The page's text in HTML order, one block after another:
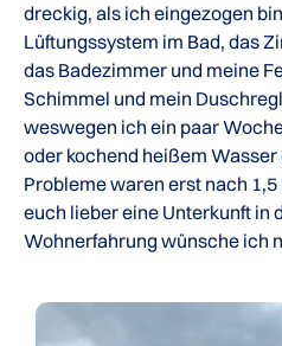
dreckig, als ich eingezogen
Lüftungssystem im Bad, das
das Badezimmer und meine
Schimmel und mein
weswegen ich ein paar
oder kochend heißem
Probleme waren erst nach
euch lieber eine Unterkunft in
Wohnerfahrung wünsche ich